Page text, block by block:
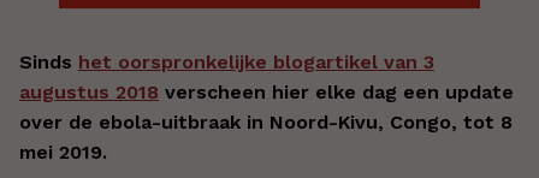
Sinds het oorspronkelijke blogartikel van 3
augustus 2018 verscheen hier elke dag een update
over de ebola-uitbraak in Noord-Kivu, Congo, tot 8
mei 2019.